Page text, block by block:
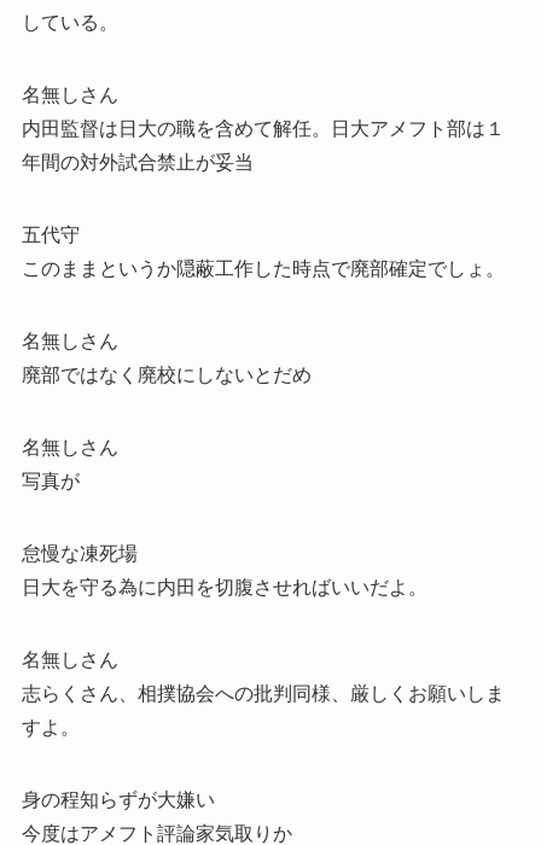
している。
名無しさん
内田監督は日大の職を含めて解任。日大アメフト部は１
年間の対外試合禁止が妥当
五代守
このままというか隠蔽工作した時点で廃部確定でしょ。
名無しさん
廃部ではなく廃校にしないとだめ
名無しさん
写真が
怠慢な凍死場
日大を守る為に内田を切腹させればいいだよ。
名無しさん
志らくさん、相撲協会への批判同様、厳しくお願いしま
すよ。
身の程知らずが大嫌い
今度はアメフト評論家気取りか